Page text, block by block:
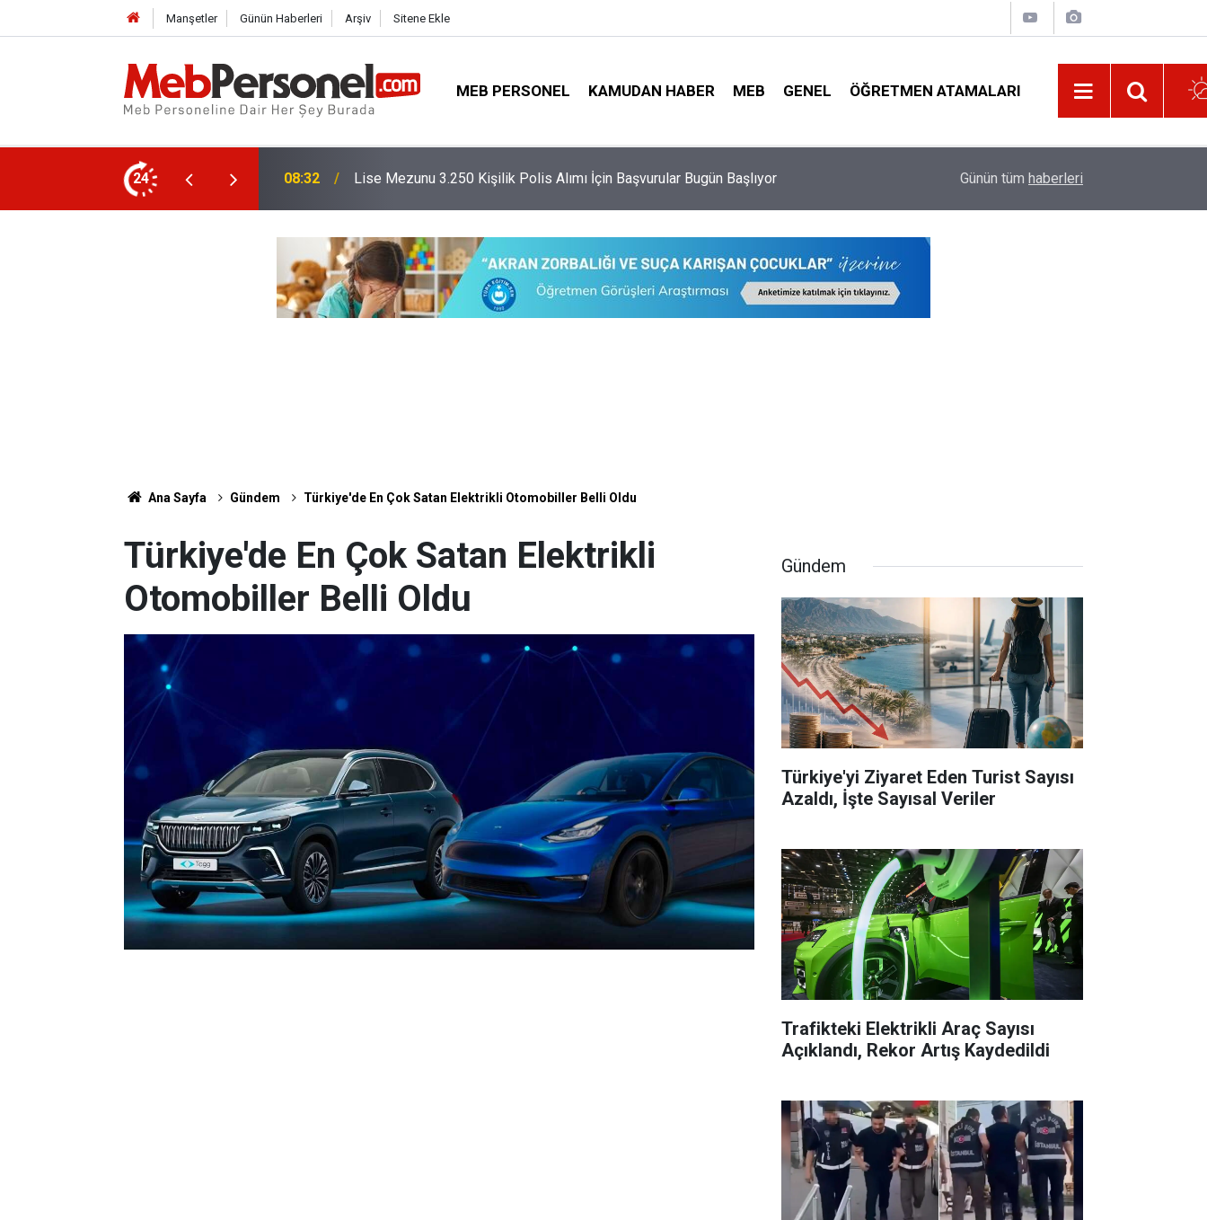
Manşetler Günün Haberleri Arşiv Sitene Ekle
MEB PERSONEL KAMUDAN HABER MEB GENEL ÖĞRETMEN ATAMALARI
24
İçin Başvurular Bugün Başlıyor 08:01 MEB Takvimi Netleşti: 9 Günlük Tatiller ve Yarıyıl Tarihleri Belli Oldu EGM Duyurdu 3250 Adet Polis Alımı Yapılacak
Günün tüm haberleri
Ana Sayfa Gündem Türkiye'de En Çok Satan Elektrikli Otomobiller Belli Oldu
Türkiye'de En Çok Satan Elektrikli
Otomobiller Belli Oldu
Gündem
Türkiye'yi Ziyaret Eden Turist Sayısı
Azaldı, İşte Sayısal Veriler
Trafikteki Elektrikli Araç Sayısı
Açıklandı, Rekor Artış Kaydedildi